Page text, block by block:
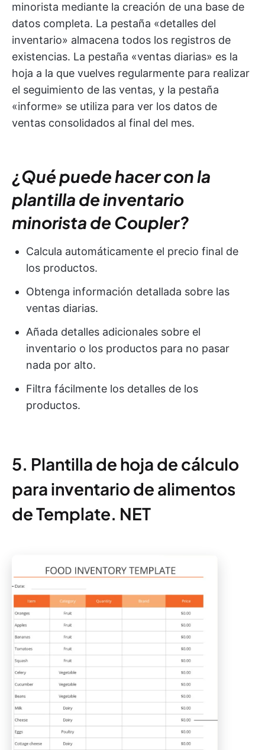
minorista mediante la creación de una base de
datos completa. La pestaña «detalles del
inventario» almacena todos los registros de
existencias. La pestaña «ventas diarias» es la
hoja a la que vuelves regularmente para realizar
el seguimiento de las ventas, y la pestaña
«informe» se utiliza para ver los datos de
ventas consolidados al final del mes.
¿Qué puede hacer con la
plantilla de inventario
minorista de Coupler?
Calcula automáticamente el precio final de
los productos.
Obtenga información detallada sobre las
ventas diarias.
Añada detalles adicionales sobre el
inventario o los productos para no pasar
nada por alto.
Filtra fácilmente los detalles de los
productos.
5. Plantilla de hoja de cálculo
para inventario de alimentos
de Template. NET